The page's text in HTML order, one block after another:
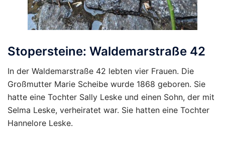
Stopersteine: Waldemarstraße 42
In der Waldemarstraße 42 lebten vier Frauen. Die
Großmutter Marie Scheibe wurde 1868 geboren. Sie
hatte eine Tochter Sally Leske und einen Sohn, der mit
Selma Leske, verheiratet war. Sie hatten eine Tochter
Hannelore Leske.